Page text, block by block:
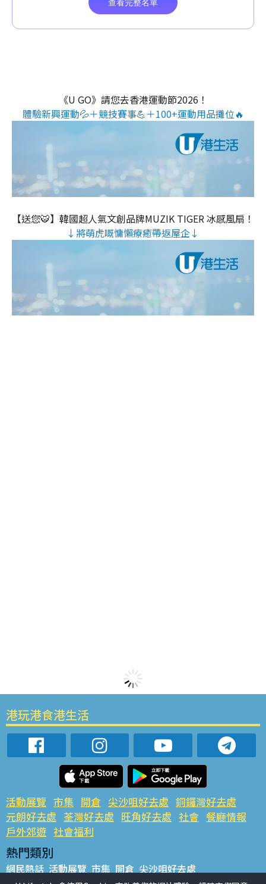
《U GO》請您去香港運動節2026！
體驗新興運動💦＋競技賽事💪＋100+運動用品攤位🔥
【送您🐯】韓國超人氣文創品牌MUZIK TIGER 冰感風扇！
↓將萌虎嘅慵懶療癒帶返屋企↓
港玩港食港生活
活動展覽 市集 開倉 尖沙咀好去處 銅鑼灣好去處
元朗好去處 荃灣好去處 旺角好去處 社會 餐廳情報
戶外郊遊 社會福利
熱門類別
網民熱話 活動展覽 市集 開倉 尖沙咀好去處